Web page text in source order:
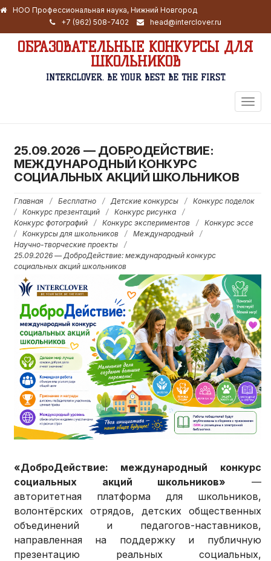
НОО Профессиональная наука, Нижний Новгород
+7 (962) 508-7402
head@interclover.ru
ОБРАЗОВАТЕЛЬНЫЕ КОНКУРСЫ ДЛЯ
ШКОЛЬНИКОВ
INTERCLOVER. BE YOUR BEST. BE THE FIRST.
25.09.2026 — ДОБРОДЕЙСТВИЕ:
МЕЖДУНАРОДНЫЙ КОНКУРС
СОЦИАЛЬНЫХ АКЦИЙ ШКОЛЬНИКОВ
Главная / Бесплатно / Детские конкурсы /
Конкурс поделок
/
Конкурс презентаций / Конкурс рисунка
/
Конкурс фотографий
/ Конкурс экспериментов /
Конкурс эссе
/
Конкурсы для школьников / Международный
/
Научно-творческие проекты
/
25.09.2026 — ДоброДействие: международный конкурс
социальных акций школьников
«ДоброДействие: международный конкурс
социальных акций школьников» —
авторитетная платформа для школьников,
волонтёрских отрядов, детских общественных
объединений и педагогов-наставников,
направленная на поддержку и публичную
презентацию реальных социальных,